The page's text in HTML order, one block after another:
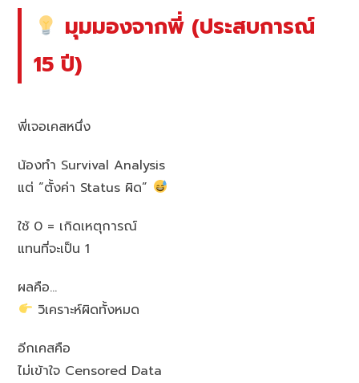
มุมมองจากพี่ (ประสบการณ์
15 ปี)
พี่เจอเคสหนึ่ง
น้องทำ Survival Analysis
แต่ “ตั้งค่า Status ผิด”
ใช้ 0 = เกิดเหตุการณ์
แทนที่จะเป็น 1
ผลคือ…
วิเคราะห์ผิดทั้งหมด
อีกเคสคือ
ไม่เข้าใจ Censored Data